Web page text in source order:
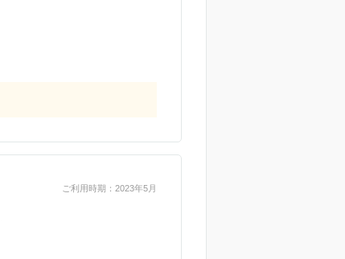
ご利用時期：2023年5月